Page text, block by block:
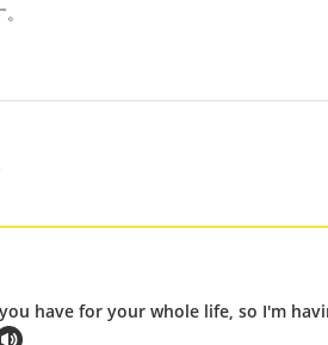
have for your whole life, so I'm